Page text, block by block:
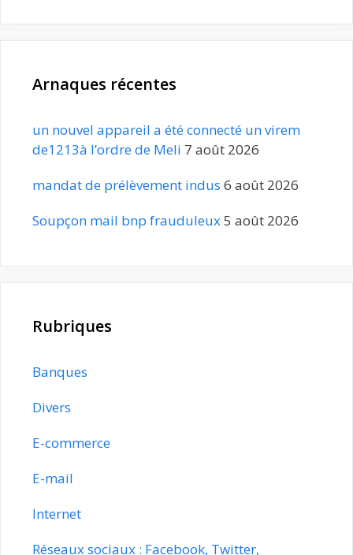
Arnaques récentes
un nouvel appareil a été connecté un virem
de1213à l’ordre de Meli 7 août 2026
mandat de prélèvement indus 6 août 2026
Soupçon mail bnp frauduleux5 août 2026
Rubriques
Banques
Divers
E-commerce
E-mail
Internet
Réseaux sociaux : Facebook, Twitter,